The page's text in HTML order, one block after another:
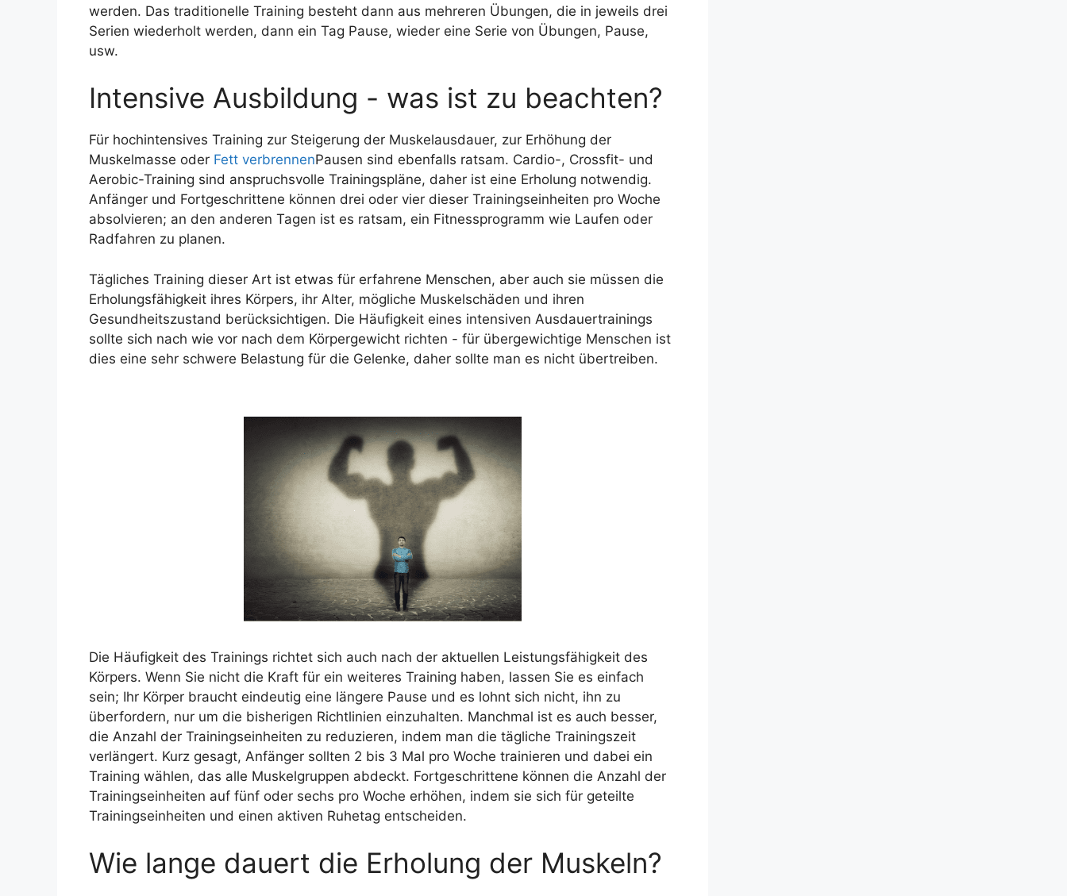
werden. Das traditionelle Training besteht dann aus mehreren Übungen, die in jeweils drei
Serien wiederholt werden, dann ein Tag Pause, wieder eine Serie von Übungen, Pause,
usw.
Intensive Ausbildung - was ist zu beachten?
Für hochintensives Training zur Steigerung der Muskelausdauer, zur Erhöhung der
Muskelmasse oder Fett verbrennenPausen sind ebenfalls ratsam. Cardio-, Crossfit- und
Aerobic-Training sind anspruchsvolle Trainingspläne, daher ist eine Erholung notwendig.
Anfänger und Fortgeschrittene können drei oder vier dieser Trainingseinheiten pro Woche
absolvieren; an den anderen Tagen ist es ratsam, ein Fitnessprogramm wie Laufen oder
Radfahren zu planen.
Tägliches Training dieser Art ist etwas für erfahrene Menschen, aber auch sie müssen die
Erholungsfähigkeit ihres Körpers, ihr Alter, mögliche Muskelschäden und ihren
Gesundheitszustand berücksichtigen. Die Häufigkeit eines intensiven Ausdauertrainings
sollte sich nach wie vor nach dem Körpergewicht richten - für übergewichtige Menschen ist
dies eine sehr schwere Belastung für die Gelenke, daher sollte man es nicht übertreiben.
Die Häufigkeit des Trainings richtet sich auch nach der aktuellen Leistungsfähigkeit des
Körpers. Wenn Sie nicht die Kraft für ein weiteres Training haben, lassen Sie es einfach
sein; Ihr Körper braucht eindeutig eine längere Pause und es lohnt sich nicht, ihn zu
überfordern, nur um die bisherigen Richtlinien einzuhalten. Manchmal ist es auch besser,
die Anzahl der Trainingseinheiten zu reduzieren, indem man die tägliche Trainingszeit
verlängert. Kurz gesagt, Anfänger sollten 2 bis 3 Mal pro Woche trainieren und dabei ein
Training wählen, das alle Muskelgruppen abdeckt. Fortgeschrittene können die Anzahl der
Trainingseinheiten auf fünf oder sechs pro Woche erhöhen, indem sie sich für geteilte
Trainingseinheiten und einen aktiven Ruhetag entscheiden.
Wie lange dauert die Erholung der Muskeln?